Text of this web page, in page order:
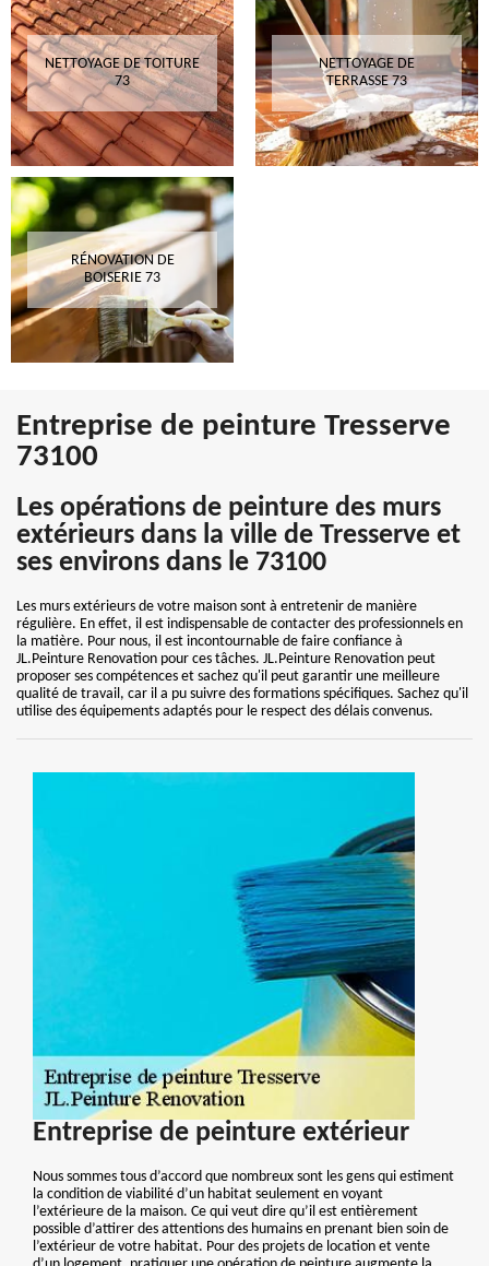
NETTOYAGE DE TOITURE
73
NETTOYAGE DE
TERRASSE 73
RÉNOVATION DE
BOISERIE 73
Entreprise de peinture Tresserve
73100
Les opérations de peinture des murs
extérieurs dans la ville de Tresserve et
ses environs dans le 73100
Les murs extérieurs de votre maison sont à entretenir de manière
régulière. En effet, il est indispensable de contacter des professionnels en
la matière. Pour nous, il est incontournable de faire confiance à
JL.Peinture Renovation pour ces tâches. JL.Peinture Renovation peut
proposer ses compétences et sachez qu'il peut garantir une meilleure
qualité de travail, car il a pu suivre des formations spécifiques. Sachez qu'il
utilise des équipements adaptés pour le respect des délais convenus.
Entreprise de peinture extérieur
Nous sommes tous d’accord que nombreux sont les gens qui estiment
la condition de viabilité d’un habitat seulement en voyant
l’extérieure de la maison. Ce qui veut dire qu’il est entièrement
possible d’attirer des attentions des humains en prenant bien soin de
l’extérieur de votre habitat. Pour des projets de location et vente